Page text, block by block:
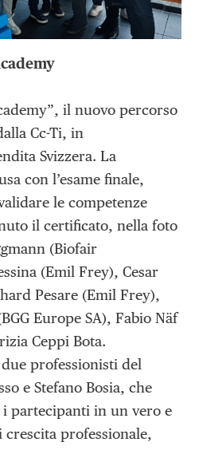
il nuovo percorso
Cc-Ti, in
Svizzera. La
con l’esame finale,
le competenze
il certificato, nella foto
(Biofair
(Emil Frey), Cesar
Pesare (Emil Frey),
Europe SA), Fabio Näf
Ceppi Bota.
professionisti del
e Stefano Bosia, che
i partecipanti in un vero e
professionale,